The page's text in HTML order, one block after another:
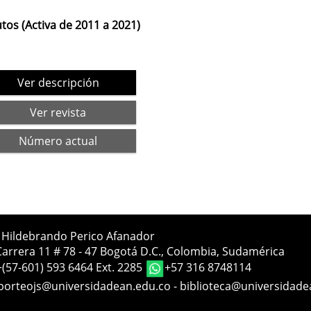
(Activa de 2011 a 2021)
Ver descripción
Ver revista
Número actual
Perico Afanador
11 # 78 - 47 Bogotá D.C., Colombia, Sudamérica
601) 593 6464 Ext. 2285
+57 316 8748114
-